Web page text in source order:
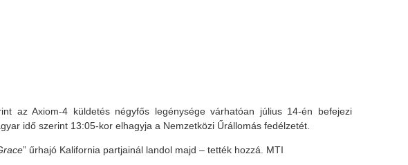
az Axiom-4 küldetés négyfős legénysége várhatóan július 14-én befejezi
idő szerint 13:05-kor elhagyja a Nemzetközi Űrállomás fedélzetét.
” űrhajó Kalifornia partjainál landol majd – tették hozzá. MTI